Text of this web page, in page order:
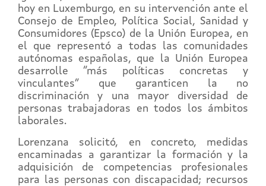
hoy en Luxemburgo, en su intervención ante el
Consejo de Empleo, Política Social, Sanidad y
Consumidores (Epsco) de la Unión Europea, en
el que representó a todas las comunidades
autónomas españolas, que la Unión Europea
desarrolle “más políticas concretas y
vinculantes” que garanticen la no
discriminación y una mayor diversidad de
personas trabajadoras en todos los ámbitos
laborales.
Lorenzana solicitó, en concreto, medidas
encaminadas a garantizar la formación y la
adquisición de competencias profesionales
para las personas con discapacidad; recursos